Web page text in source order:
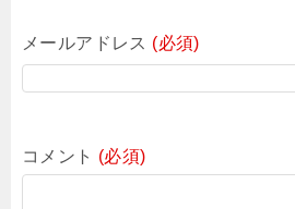
メールアドレス (必須)
コメント (必須)